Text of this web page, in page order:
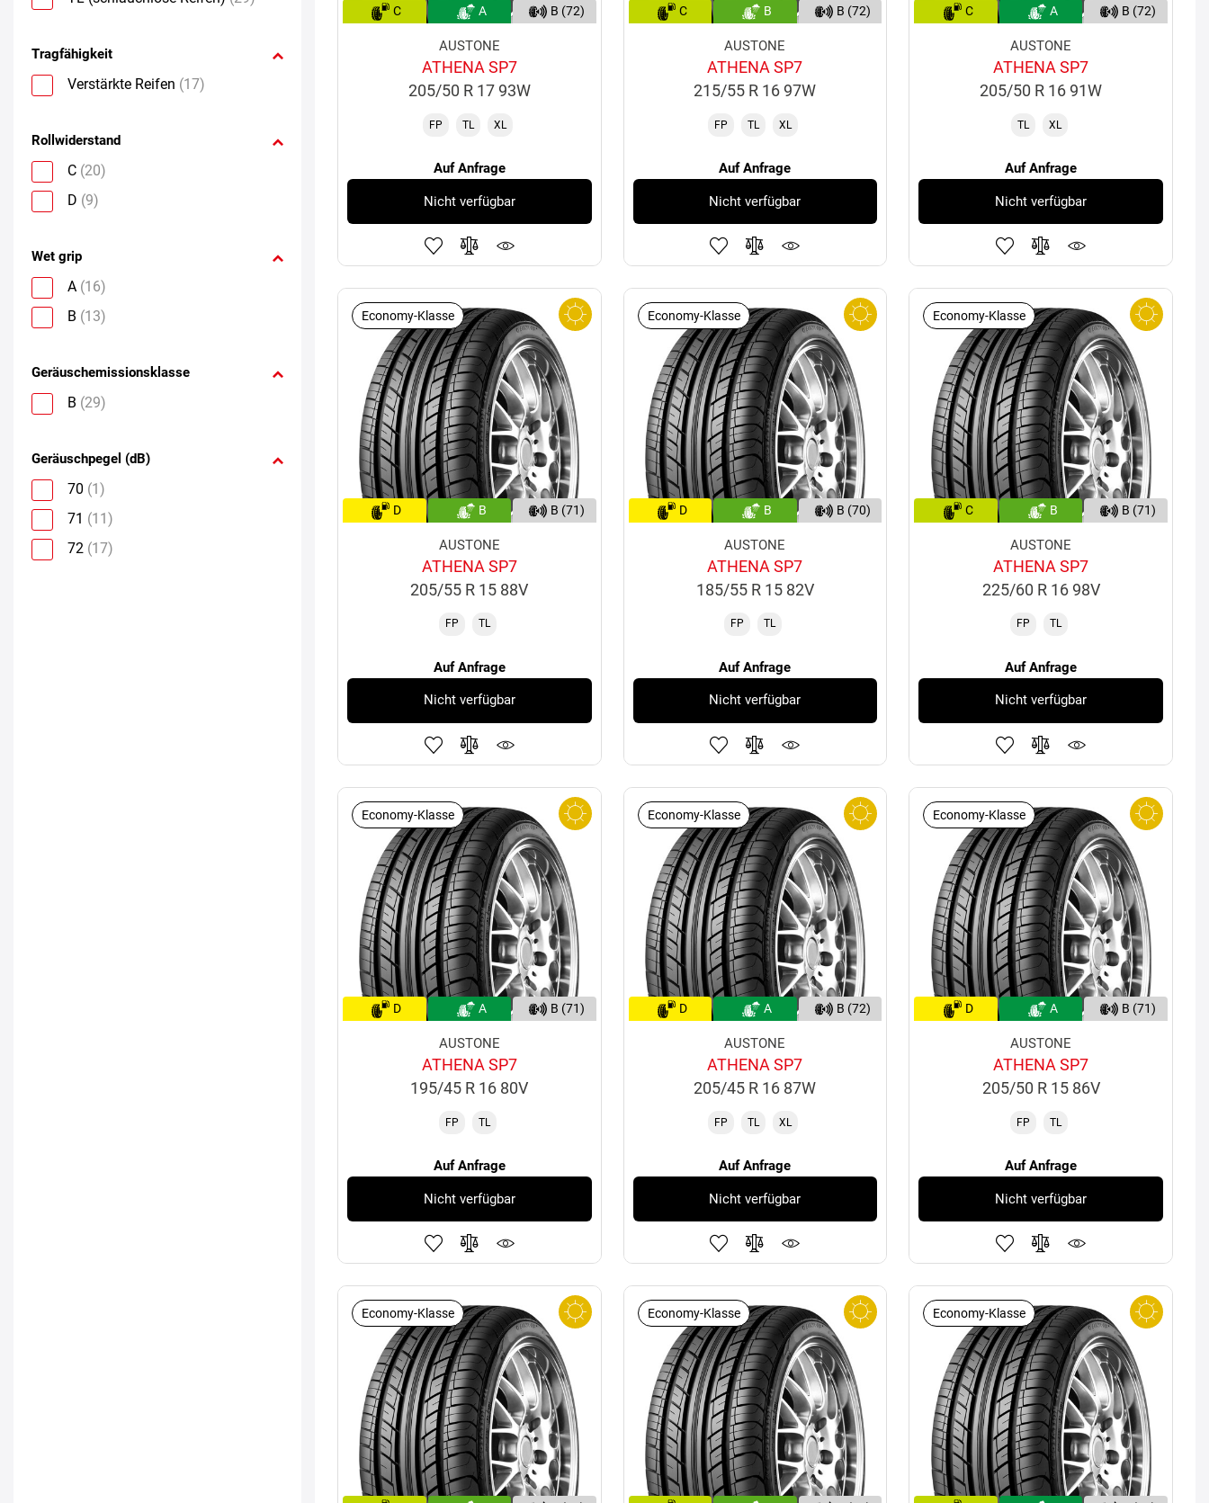
Tragfähigkeit
Verstärkte Reifen (17)
Rollwiderstand
C (20)
D (9)
Wet grip
A (16)
B (13)
Geräuschemissionsklasse
B (29)
Geräuschpegel (dB)
70 (1)
71 (11)
72 (17)
C A B (72)
AUSTONE
ATHENA SP7
205/50 R 17 93W
FP TL XL
Auf Anfrage
Nicht verfügbar
C B B (72)
AUSTONE
ATHENA SP7
215/55 R 16 97W
FP TL XL
Auf Anfrage
Nicht verfügbar
C A B (72)
AUSTONE
ATHENA SP7
205/50 R 16 91W
TL XL
Auf Anfrage
Nicht verfügbar
Economy-Klasse
D B B (71)
AUSTONE
ATHENA SP7
205/55 R 15 88V
FP TL
Auf Anfrage
Nicht verfügbar
Economy-Klasse
D B B (70)
AUSTONE
ATHENA SP7
185/55 R 15 82V
FP TL
Auf Anfrage
Nicht verfügbar
Economy-Klasse
C B B (71)
AUSTONE
ATHENA SP7
225/60 R 16 98V
FP TL
Auf Anfrage
Nicht verfügbar
Economy-Klasse
D A B (71)
AUSTONE
ATHENA SP7
195/45 R 16 80V
FP TL
Auf Anfrage
Nicht verfügbar
Economy-Klasse
D A B (72)
AUSTONE
ATHENA SP7
205/45 R 16 87W
FP TL XL
Auf Anfrage
Nicht verfügbar
Economy-Klasse
D A B (71)
AUSTONE
ATHENA SP7
205/50 R 15 86V
FP TL
Auf Anfrage
Nicht verfügbar
Economy-Klasse Economy-Klasse Economy-Klasse